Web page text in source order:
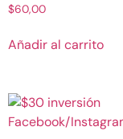
$60,00
Añadir al carrito